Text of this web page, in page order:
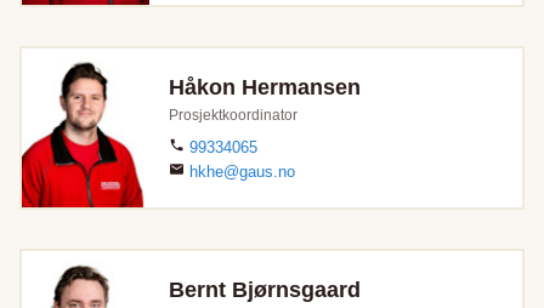
Håkon Hermansen
Prosjektkoordinator
99334065
hkhe@gaus.no
Bernt Bjørnsgaard